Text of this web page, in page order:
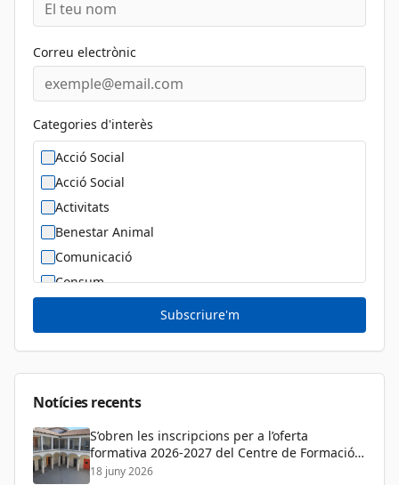
Correu electrònic
Categories d'interès
Acció Social
Acció Social
Activitats
Benestar Animal
Comunicació
Consum
Diversitat Sexual i de Gènere
Dona
Subscriure'm
Notícies recents
S’obren les inscripcions per a l’oferta
formativa 2026-2027 del Centre de Formació
de Persones Adultes
18 juny 2026